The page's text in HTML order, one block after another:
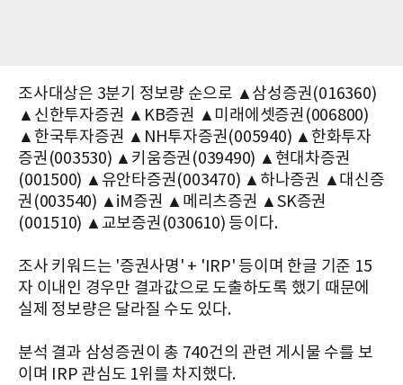
조사대상은 3분기 정보량 순으로 ▲삼성증권(016360)
▲신한투자증권 ▲KB증권 ▲미래에셋증권(006800)
▲한국투자증권 ▲NH투자증권(005940) ▲한화투자
증권(003530) ▲키움증권(039490) ▲현대차증권
(001500) ▲유안타증권(003470) ▲하나증권 ▲대신증
권(003540) ▲iM증권 ▲메리츠증권 ▲SK증권
(001510) ▲교보증권(030610) 등이다.
조사 키워드는 '증권사명' + 'IRP' 등이며 한글 기준 15
자 이내인 경우만 결과값으로 도출하도록 했기 때문에
실제 정보량은 달라질 수도 있다.
분석 결과 삼성증권이 총 740건의 관련 게시물 수를 보
이며 IRP 관심도 1위를 차지했다.